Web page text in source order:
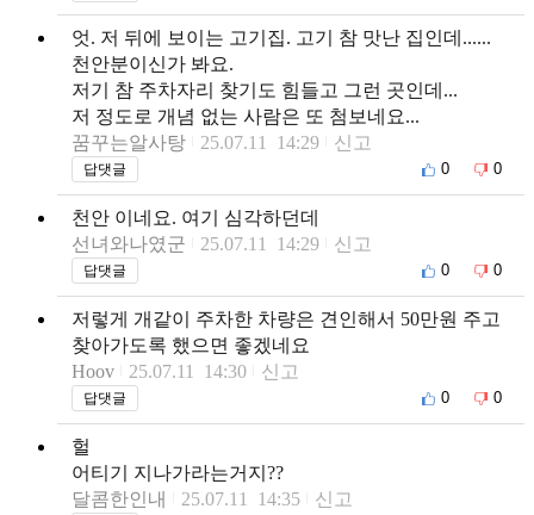
엇. 저 뒤에 보이는 고기집. 고기 참 맛난 집인데......
천안분이신가 봐요.
저기 참 주차자리 찾기도 힘들고 그런 곳인데...
저 정도로 개념 없는 사람은 또 첨보네요...
꿈꾸는알사탕
25.07.11 14:29 신고
답댓글 0 0
천안 이네요. 여기 심각하던데
선녀와나였군
25.07.11 14:29 신고
답댓글 0 0
저렇게 개같이 주차한 차량은 견인해서 50만원 주고
찾아가도록 했으면 좋겠네요
Hoov
25.07.11 14:30 신고
답댓글 0 0
헐
어티기 지나가라는거지??
달콤한인내
25.07.11 14:35 신고